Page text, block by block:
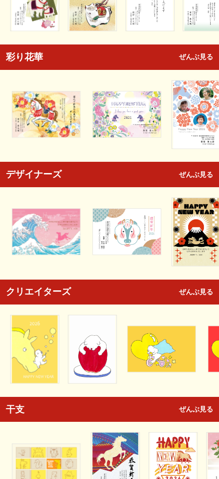
彩り花華 ぜんぶ見る
デザイナーズ ぜんぶ見る
クリエイターズ ぜんぶ見る
干支 ぜんぶ見る